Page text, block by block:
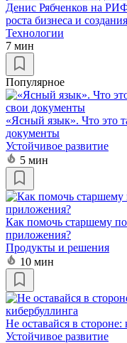
Денис Рябченков на
роста бизнеса и
Технологии
7 мин
Популярное
«Ясный язык». Что это
документы
Устойчивое развитие
5 мин
Как помочь старшему
приложения?
Продукты и решения
10 мин
Не оставайся в стороне:
Устойчивое развитие